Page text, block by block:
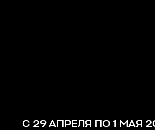
С 29 АПРЕЛЯ ПО 1 МАЯ